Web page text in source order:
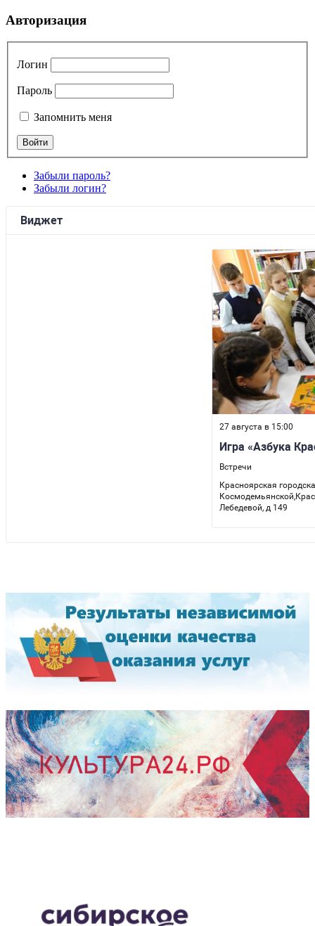
Авторизация
Логин
Пароль
Запомнить меня
Забыли пароль?
Забыли логин?